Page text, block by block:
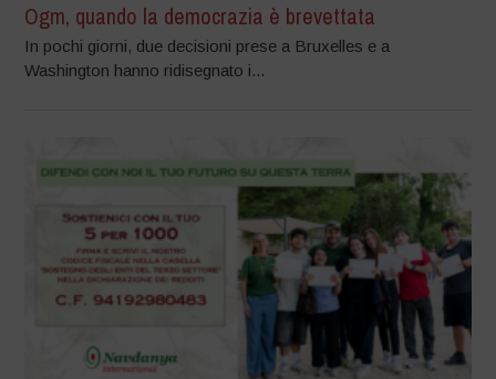
Ogm, quando la democrazia è brevettata
In pochi giorni, due decisioni prese a Bruxelles e a
Washington hanno ridisegnato i...